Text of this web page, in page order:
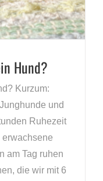
Hund?
Kurzum:
und
Ruhezeit
erwachsene
am Tag ruhen
die wir mit 6